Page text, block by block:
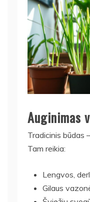
Auginimas
Tradicinis būdas
Tam reikia:
Lengvos,
Gilaus